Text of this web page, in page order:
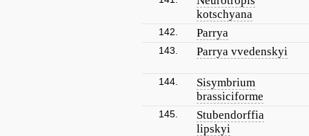
kotschyana
142. Parrya
143. Parrya vvedenskyi
144.
Sisymbrium
brassiciforme
145.
Stubendorffia
lipskyi